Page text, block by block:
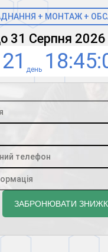
+ МОНТАЖ +
31 Серпня 2026
21 день 18 45